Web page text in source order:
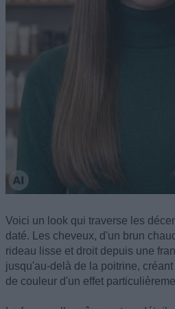
Voici un look qui traverse les
daté. Les cheveux, d'un brun
rideau lisse et droit depuis une
jusqu'au-delà de la poitrine,
de couleur d'un effet